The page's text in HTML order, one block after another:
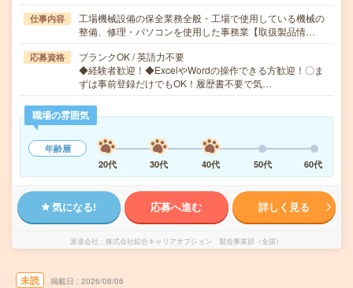
仕事内容
工場機械設備の保全業務全般・工場で使用している機械の
整備、修理・パソコンを使用した事務業【取扱製品情…
応募資格
ブランクOK / 英語力不要
◆経験者歓迎！◆ExcelやWordの操作できる方歓迎！〇ま
ずは事前登録だけでもOK！履歴書不要で気…
職場の雰囲気
年齢層
20代
30代 40代 50代 60代
気になる! 応募へ進む 詳しく見る
派遣会社 株式会社綜合キャリアオプション 製造事業部（全国）
未読 掲載日 2026/08/06